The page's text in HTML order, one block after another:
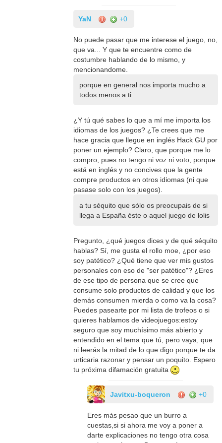
YaN +0
No puede pasar que me interese el juego, no,
que va... Y que te encuentre como de
costumbre hablando de lo mismo, y
mencionandome.
porque en general nos importa mucho a
todos menos a ti
¿Y tú qué sabes lo que a mí me importa los
idiomas de los juegos? ¿Te crees que me
hace gracia que llegue en inglés Hack GU por
poner un ejemplo? Claro, que porque me lo
compro, pues no tengo ni voz ni voto, porque
está en inglés y no concives que la gente
compre productos en otros idiomas (ni que
pasase solo con los juegos).
a tu séquito que sólo os preocupais de si
llega a España éste o aquel juego de lolis
Pregunto, ¿qué juegos dices y de qué séquito
hablas? Sí, me gusta el rollo moe, ¿por eso
soy patético? ¿Qué tiene que ver mis gustos
personales con eso de "ser patético"? ¿Eres
de ese tipo de persona que se cree que
consume solo productos de calidad y que los
demás consumen mierda o como va la cosa?
Puedes pasearte por mi lista de trofeos o si
quieres hablamos de videojuegos:estoy
seguro que soy muchísimo más abierto y
entendido en el tema que tú, pero vaya, que
ni leerás la mitad de lo que digo porque te da
urticaria razonar y pensar un poquito. Espero
tu próxima difamación gratuita
Javitxu-boqueron +0
Eres más pesao que un burro a
cuestas,si si ahora me voy a poner a
darte explicaciones no tengo otra cosa